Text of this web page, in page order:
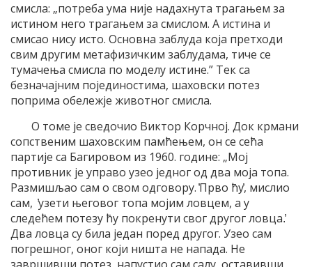
смисла: „потреба ума није надахнута трагањем за
истином него трагањем за смислом. А истина и
смисао нису исто. Основна заблуда која претходи
свим другим метафизичким заблудама, тиче се
тумачења смисла по моделу истине.” Тек са
безначајним појединостима, шаховски потез
поприма обележје животног смисла.
О томе је сведочио Виктор Корчној. Док крмани
сопственим шаховским памћењем, он се сећа
партије са Багировом из 1960. године: „Мој
противник је управо узео једног од два моја топа.
Размишљао сам о свом одговору. ̓Прво ћу̓, мислио
сам, ̓узети његовог топа мојим ловцем, а у
следећем потезу ћу покренути свог другог ловца.̓
Два ловца су била један поред другог. Узео сам
погрешног, оног који ништа не напада. Не